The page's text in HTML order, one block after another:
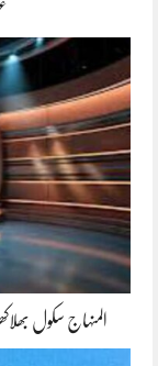
المنہاج سکول